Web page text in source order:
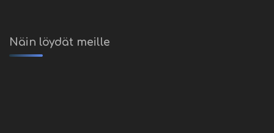
Näin löydät meille